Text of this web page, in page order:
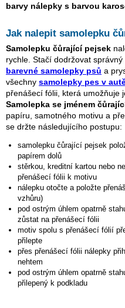
barvy nálepky s barvou
Jak nalepit samolepku
Samolepku čůrající pejsek
rychle. Stačí dodržovat
barevné samolepky psů a
všechny samolepky pes v
přenášecí fólii, která umožňuje
Samolepka se jménem
papíru, samotného motivu a
se držte následujícího postupu:
samolepku čůrající pejsek
papírem dolů
stěrkou, kreditní kartou nebo
přenášecí fólii k motivu
nálepku otočte a položte
vzhůru)
pod ostrým úhlem opatrně
zůstat na přenášecí fólii
motiv spolu s přenášecí fólií
přilepte
přes přenášecí fólii nálepky
nehtem
pod ostrým úhlem opatrně
přilepený k podkladu